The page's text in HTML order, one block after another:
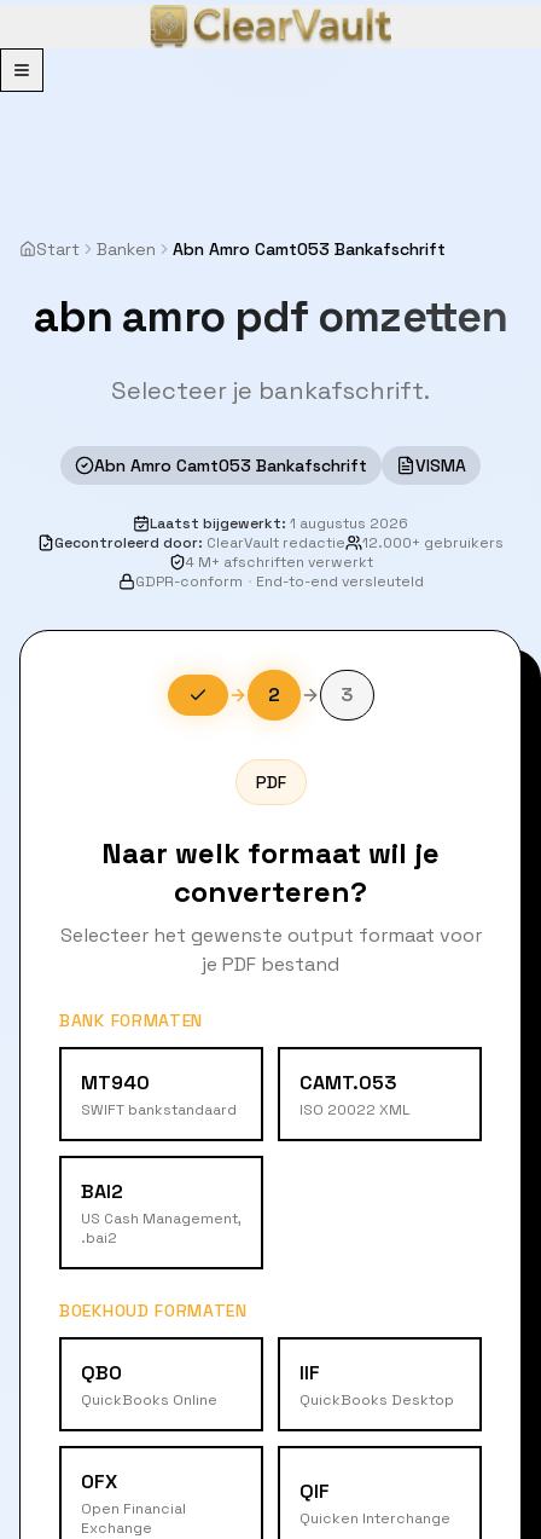
Menu
Start Banken Abn Amro Camt053 Bankafschrift
abn amro pdf omzetten
Selecteer je bankafschrift.
Abn Amro Camt053 Bankafschrift VISMA
Laatst bijgewerkt: 1 augustus 2026
Gecontroleerd door: ClearVault redactie
12.000+ gebruikers
4 M+ afschriften verwerkt
GDPR-conform · End-to-end versleuteld
2 3
PDF
Naar welk formaat wil je
converteren?
Selecteer het gewenste output formaat voor
je PDF bestand
BANK FORMATEN
MT940
SWIFT bankstandaard
CAMT.053
ISO 20022 XML
BAI2
US Cash Management,
.bai2
BOEKHOUD FORMATEN
QBO
QuickBooks Online
IIF
QuickBooks Desktop
OFX
Open Financial
Exchange
QIF
Quicken Interchange